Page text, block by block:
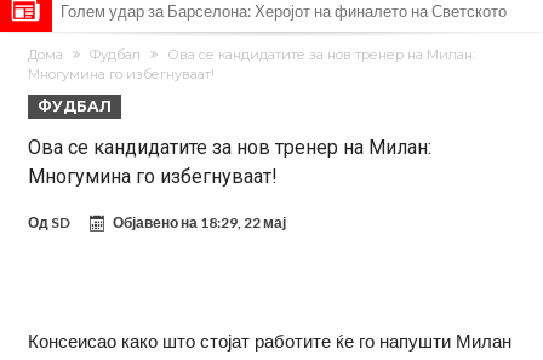
Голем удар за Барселона: Херојот на финалето на Светското
првенство сака да замине
Фотографија од авион ги воодушеви навивачите на Реал:
Стигнува во Мадрид за потпис на договор
Потресни сцени на погребот на УФЦ-борец: Шпалир, музика и
повредени
Барселона подготвува „кражба на векот“: Деко не беше во
Мадрид само поради Алварез
Капитен на познат клуб претепан до смрт пред својот дом – цела
мрачна тајна на фудбалот
Објавени детали: Дали Инфантино планираше да создаде
Дома Фудбал
Ова се кандидатите за нов тренер на Милан:
Многумина го избегнуваат!
ФУДБАЛ
Ова се кандидатите за нов тренер на Милан:
Многумина го избегнуваат!
Од SD Објавено на 18:29, 22 мај
Консеисао како што стојат работите ќе го напушти Милан